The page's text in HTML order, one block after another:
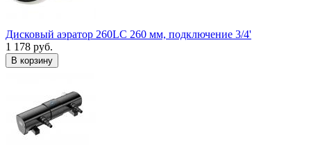
Дисковый аэратор 260LC 260 мм, подключение 3/4'
1 178 руб.
В корзину